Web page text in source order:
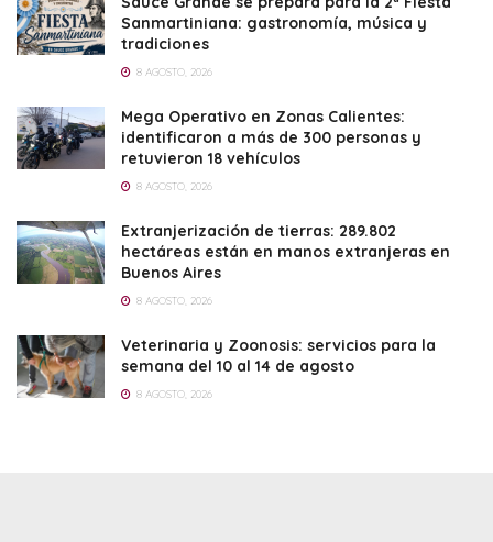
Sanmartiniana: gastronomía, música y
tradiciones
8 AGOSTO, 2026
Mega Operativo en Zonas Calientes:
identificaron a más de 300 personas y
retuvieron 18 vehículos
8 AGOSTO, 2026
Extranjerización de tierras: 289.802
hectáreas están en manos extranjeras en
Buenos Aires
8 AGOSTO, 2026
Veterinaria y Zoonosis: servicios para la
semana del 10 al 14 de agosto
8 AGOSTO, 2026